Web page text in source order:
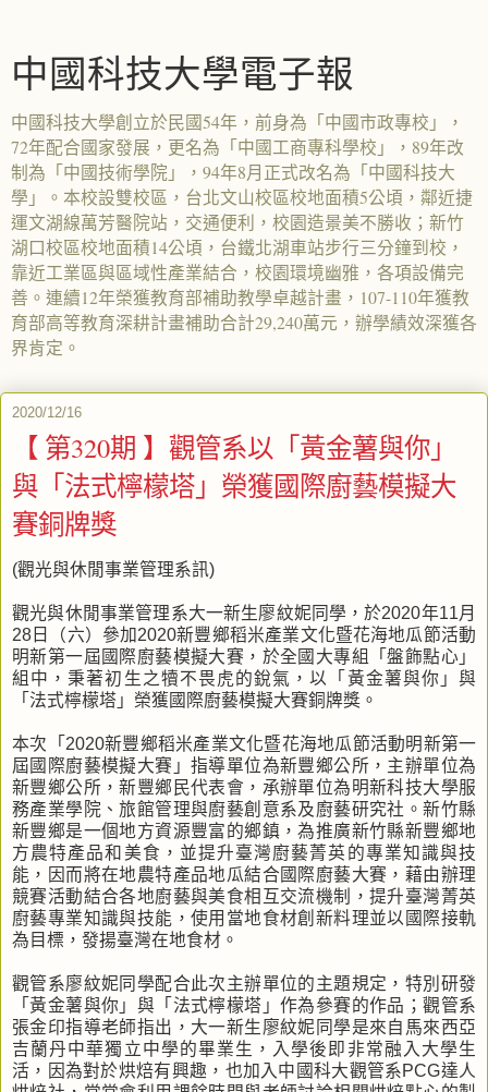
中國科技大學電子報
中國科技大學創立於民國54年，前身為「中國市政專校」，
72年配合國家發展，更名為「中國工商專科學校」，89年改
制為「中國技術學院」，94年8月正式改名為「中國科技大
學」。本校設雙校區，台北文山校區校地面積5公頃，鄰近捷
運文湖線萬芳醫院站，交通便利，校園造景美不勝收；新竹
湖口校區校地面積14公頃，台鐵北湖車站步行三分鐘到校，
靠近工業區與區域性產業結合，校園環境幽雅，各項設備完
善。連續12年榮獲教育部補助教學卓越計畫，107-110年獲教
育部高等教育深耕計畫補助合計29,240萬元，辦學績效深獲各
界肯定。
2020/12/16
【 第320期 】觀管系以「黃金薯與你」
與「法式檸檬塔」榮獲國際廚藝模擬大
賽銅牌獎
(觀光與休閒事業管理系訊)
觀光與休閒事業管理系大一新生廖紋妮同學，於2020年11月
28日（六）參加2020新豐鄉稻米產業文化暨花海地瓜節活動
明新第一屆國際廚藝模擬大賽，於全國大專組「盤飾點心」
組中，秉著初生之犢不畏虎的銳氣，以「黃金薯與你」與
「法式檸檬塔」榮獲國際廚藝模擬大賽銅牌獎。
本次「2020新豐鄉稻米產業文化暨花海地瓜節活動明新第一
屆國際廚藝模擬大賽」指導單位為新豐鄉公所，主辦單位為
新豐鄉公所，新豐鄉民代表會，承辦單位為明新科技大學服
務產業學院、旅館管理與廚藝創意系及廚藝研究社。新竹縣
新豐鄉是一個地方資源豐富的鄉鎮，為推廣新竹縣新豐鄉地
方農特產品和美食，並提升臺灣廚藝菁英的專業知識與技
能，因而將在地農特產品地瓜結合國際廚藝大賽，藉由辦理
競賽活動結合各地廚藝與美食相互交流機制，提升臺灣菁英
廚藝專業知識與技能，使用當地食材創新料理並以國際接軌
為目標，發揚臺灣在地食材。
觀管系廖紋妮同學配合此次主辦單位的主題規定，特別研發
「黃金薯與你」與「法式檸檬塔」作為參賽的作品；觀管系
張金印指導老師指出，大一新生廖紋妮同學是來自馬來西亞
吉蘭丹中華獨立中學的畢業生，入學後即非常融入大學生
活，因為對於烘焙有興趣，也加入中國科大觀管系PCG達人